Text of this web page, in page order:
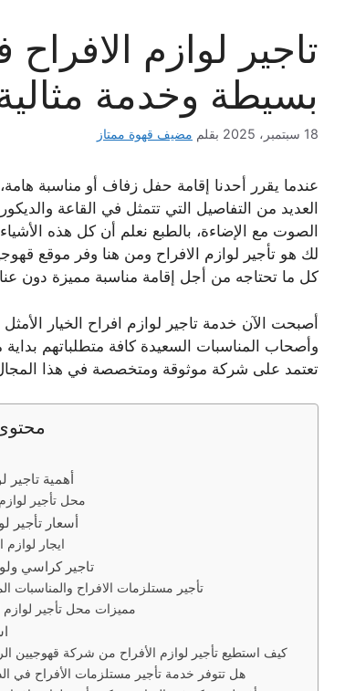
تاجير لوازم
بسيطة وخدمة
18 سبتمبر، 2025 بقلم مضيف قهوة ممتاز
عندما يقرر أحدنا إقامة حفل زفاف أو مناسبة
العديد من التفاصيل التي تتمثل في القاعة
الصوت مع الإضاءة، بالطبع نعلم أن كل هذه
لك هو تأجير لوازم الافراح ومن هنا وفر موقع
كل ما تحتاجه من أجل إقامة مناسبة مميزة دون
أصبحت الآن خدمة تاجير لوازم افراح الخيار
وأصحاب المناسبات السعيدة كافة متطلباتهم
تعتمد على شركة موثوقة ومتخصصة في هذا
أهمية تاجير
محل تأجير
أسعار تأجير
تاجير كراسي
تأجير مستلزمات الافراح والمناسبات
مميزات محل تأجير لوازم
كيف استطيع تأجير لوازم الأفراح من شركة قهوجيين
هل تتوفر خدمة تأجير مستلزمات الأفراح في